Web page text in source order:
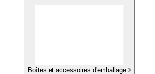
Boîtes et accessoires d'emballage